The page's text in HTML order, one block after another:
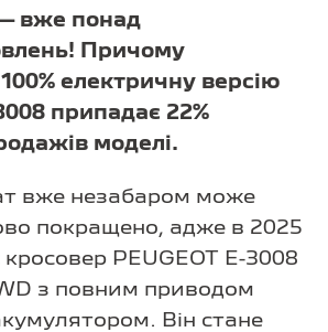
вже понад
Причому
електричну версію
припадає 22%
моделі.
вже незабаром може
покращено, адже в 2025
PEUGEOT E-3008
з повним приводом
Він стане